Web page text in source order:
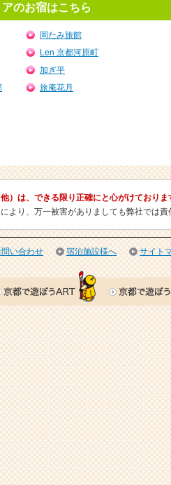
のお宿はこちら
岡たみ旅館
Len 京都河原町
加ぎ平
旅庵花月
）は、できる限り正確にと心がけており
より、万一被害がありましても弊社では
い合わせ 宿泊施設様へ サイト